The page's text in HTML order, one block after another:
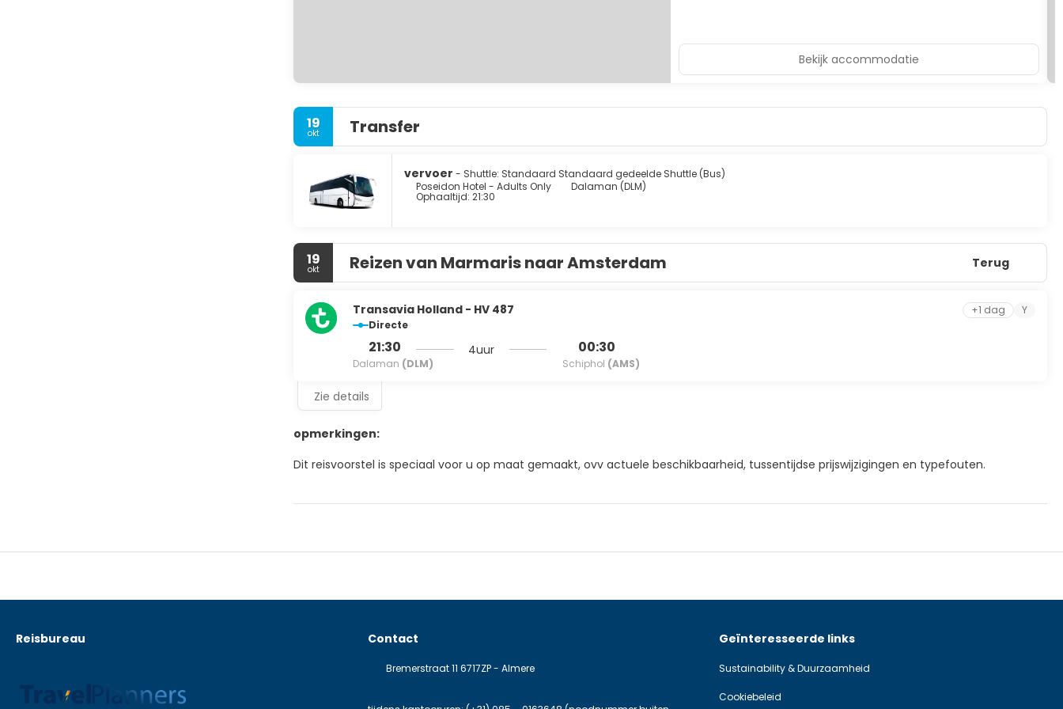
Bekijk accommodatie
19
okt Transfer
vervoer - Shuttle: Standaard Standaard gedeelde Shuttle (Bus)
Poseidon Hotel - Adults Only
Dalaman (DLM)
Ophaaltijd: 21:30
19
okt Reizen van Marmaris naar Amsterdam Terug
Transavia Holland - HV 487
Directe
21:30
Dalaman (DLM)
4uur 00:30
Schiphol (AMS)
+1 dag Y
Zie details
opmerkingen:
Dit reisvoorstel is speciaal voor u op maat gemaakt, ovv actuele beschikbaarheid, tussentijdse prijswijzigingen en typefouten.
Reisbureau Contact
Bremerstraat 11 6717ZP - Almere
Geïnteresseerde links
Sustainability & Duurzaamheid
Cookiebeleid